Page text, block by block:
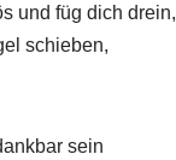
und füg dich drein,
schieben,
sein